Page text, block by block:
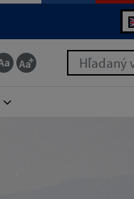
Hľadaný